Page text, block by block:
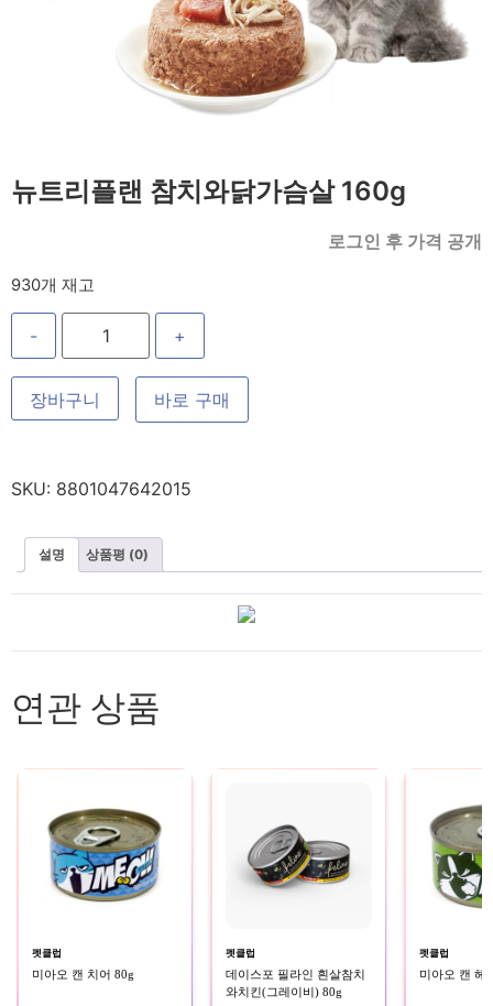
뉴트리플랜 참치와닭가슴살 160g
로그인 후 가격 공개
930개 재고
- +
장바구니 바로 구매
SKU: 8801047642015
설명 상품평 (0)
연관 상품
펫클럽
미아오 캔 치어 80g
펫클럽
데이스포 필라인 흰살참치
와치킨(그레이비) 80g
펫클럽
미아오 캔 헤